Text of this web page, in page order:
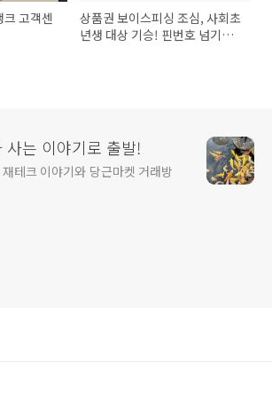
고객센
상품권 보이스피싱 조심, 사회초
년생 대상 기승! 핀번호 넘기면
사는 이야기로 출발!
테크 이야기와 당근마켓 거래방